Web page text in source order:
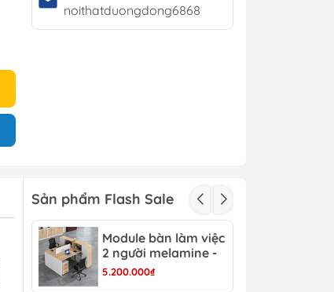
noithatduongdong6868
Sản phẩm Flash Sale
Module bàn làm việc
2 người melamine -
CB 15
5.200.000₫